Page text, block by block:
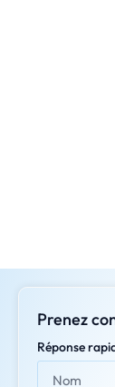
Prenez
Réponse